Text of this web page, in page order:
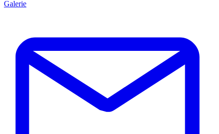
Galerie